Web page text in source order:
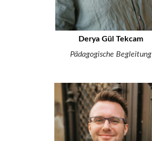
Derya Gül Tekcam
Pädagogische Begleitung